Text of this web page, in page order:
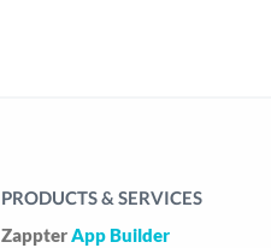
PRODUCTS & SERVICES
ZappterApp Builder